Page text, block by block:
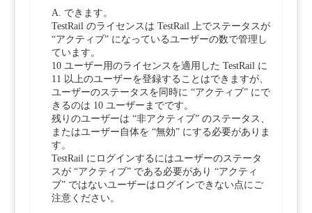
A. できます。
TestRail のライセンスは TestRail 上でステータスが
“アクティブ” になっているユーザーの数で管理し
ています。
10 ユーザー用のライセンスを適用した TestRail に
11 以上のユーザーを登録することはできますが、
ユーザーのステータスを同時に “アクティブ” にで
きるのは 10 ユーザーまでです。
残りのユーザーは “非アクティブ” のステータス、
またはユーザー自体を “無効” にする必要がありま
す。
TestRail にログインするにはユーザーのステータ
スが “アクティブ” である必要があり “アクティ
ブ” ではないユーザーはログインできない点にご
注意ください。